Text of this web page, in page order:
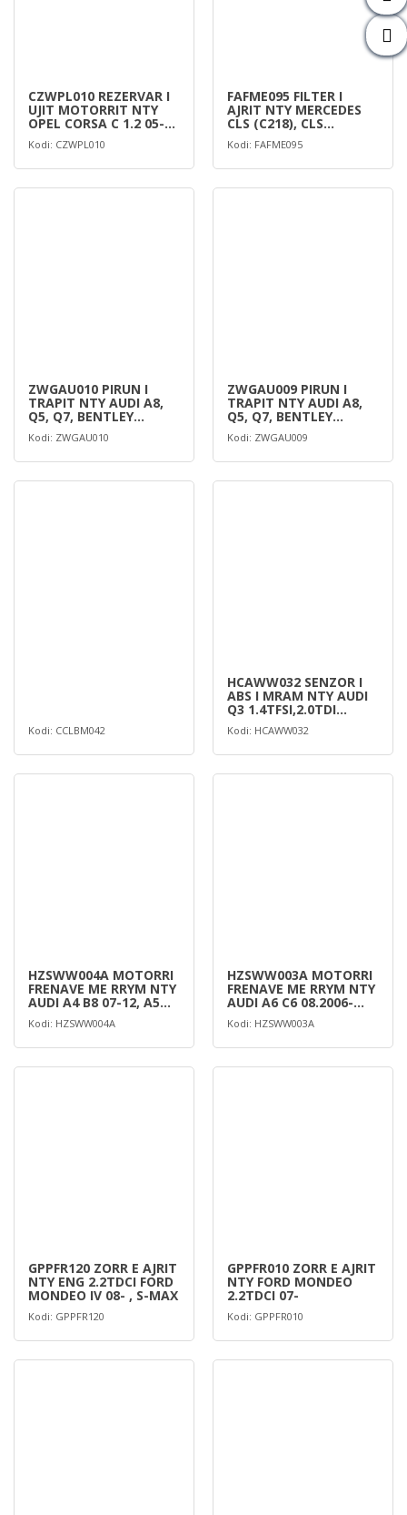
CZWPL010 REZERVAR I
UJIT MOTORRIT NTY
OPEL CORSA C 1.2 05-,
D 1.
Kodi: CZWPL010
FAFME095 FILTER I
AJRIT NTY MERCEDES
CLS (C218), CLS
SHOOTING BR
Kodi: FAFME095
ZWGAU010 PIRUN I
TRAPIT NTY AUDI A8,
Q5, Q7, BENTLEY
BENTAYGA 2.
Kodi: ZWGAU010
ZWGAU009 PIRUN I
TRAPIT NTY AUDI A8,
Q5, Q7, BENTLEY
BENTAYGA 2.
Kodi: ZWGAU009
Kodi: CCLBM042
HCAWW032 SENZOR I
ABS I MRAM NTY AUDI
Q3 1.4TFSI,2.0TDI
2011-,PA
Kodi: HCAWW032
HZSWW004A MOTORRI
FRENAVE ME RRYM NTY
AUDI A4 B8 07-12, A5
08-12
Kodi: HZSWW004A
HZSWW003A MOTORRI
FRENAVE ME RRYM NTY
AUDI A6 C6 08.2006-
2011 /1
Kodi: HZSWW003A
GPPFR120 ZORR E AJRIT
NTY ENG 2.2TDCI FORD
MONDEO IV 08- , S-MAX
Kodi: GPPFR120
GPPFR010 ZORR E AJRIT
NTY FORD MONDEO
2.2TDCI 07-
Kodi: GPPFR010